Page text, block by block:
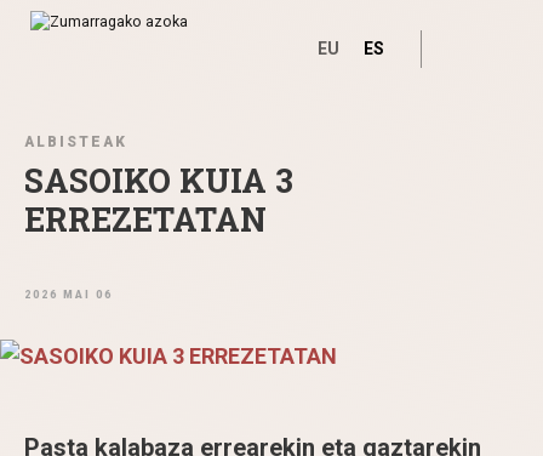
Ir directamente al contenido
EU ES
ALBISTEAK
SASOIKO KUIA 3
ERREZETATAN
2026 MAI 06
Pasta kalabaza errearekin eta gaztarekin